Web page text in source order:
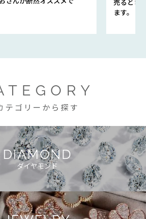
売るとき
ます。
テゴリーから探す
DIAMOND
ダイヤモンド